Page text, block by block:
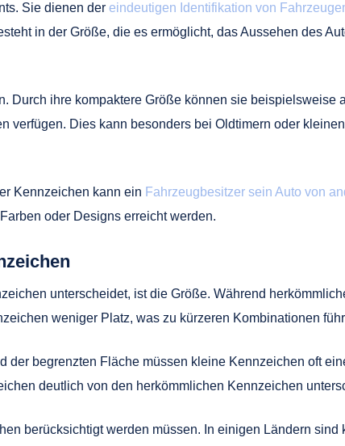
Sie dienen der eindeutigen Identifikation von
in der Größe, die es ermöglicht, das Aussehen des
Durch ihre kompaktere Größe können sie beispielsweise
Dies kann besonders bei Oldtimern oder
Kennzeichen kann ein Fahrzeugbesitzer sein Auto von
oder Designs erreicht werden.
unterscheidet, ist die Größe. Während
weniger Platz, was zu kürzeren Kombinationen
der begrenzten Fläche müssen kleine Kennzeichen oft
deutlich von den herkömmlichen Kennzeichen
berücksichtigt werden müssen. In einigen Ländern sind